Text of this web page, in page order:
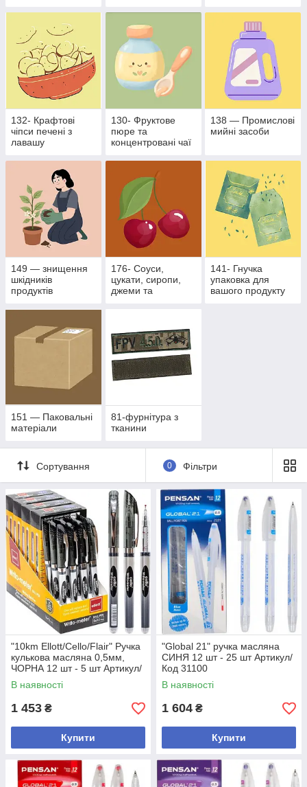
промисловості
132- Крафтові
чіпси печені з
лавашу
130- Фруктове
пюре та
концентровані чаї
138 — Промислові
мийні засоби
149 — знищення
шкідників
продуктів
походження
176- Соуси,
цукати, сиропи,
джеми та
141- Гнучка
упаковка для
вашого продукту
151 — Паковальні
матеріали
81-фурнітура з
тканини
Сортування 0 Фільтри
"10km Ellott/Cello/Flair" Ручка
кулькова масляна 0,5мм,
ЧОРНА 12 шт - 5 шт Артикул/
Код 562
В наявності
1 453 ₴
Купити
"Global 21" ручка масляна
СИНЯ 12 шт - 25 шт Артикул/
Код 31100
В наявності
1 604 ₴
Купити